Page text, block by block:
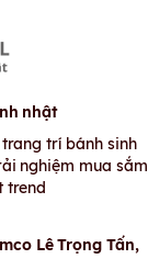
nhật
trí bánh sinh
nghiệm mua sắm
trend
Lê Trọng Tấn,